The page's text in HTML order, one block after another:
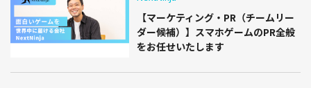
【マーケティング・PR（チームリー
ダー候補）】スマホゲームのPR全般
をお任せいたします